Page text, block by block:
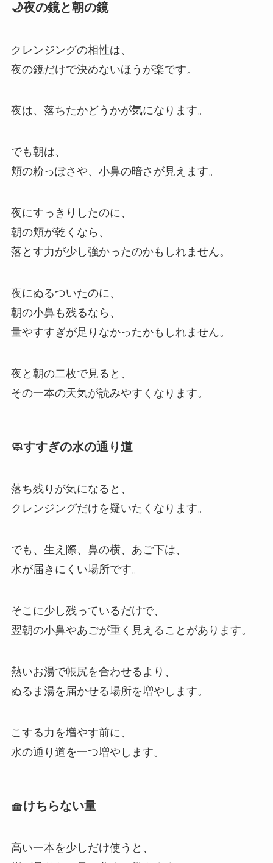
🌙夜の鏡と朝の鏡
クレンジングの相性は、
夜の鏡だけで決めないほうが楽です。
夜は、落ちたかどうかが気になります。
でも朝は、
頬の粉っぽさや、小鼻の暗さが見えます。
夜にすっきりしたのに、
朝の頬が乾くなら、
落とす力が少し強かったのかもしれません。
夜にぬるついたのに、
朝の小鼻も残るなら、
量やすすぎが足りなかったかもしれません。
夜と朝の二枚で見ると、
その一本の天気が読みやすくなります。
🧼すすぎの水の通り道
落ち残りが気になると、
クレンジングだけを疑いたくなります。
でも、生え際、鼻の横、あご下は、
水が届きにくい場所です。
そこに少し残っているだけで、
翌朝の小鼻やあごが重く見えることがあります。
熱いお湯で帳尻を合わせるより、
ぬるま湯を届かせる場所を増やします。
こする力を増やす前に、
水の通り道を一つ増やします。
🧺けちらない量
高い一本を少しだけ使うと、